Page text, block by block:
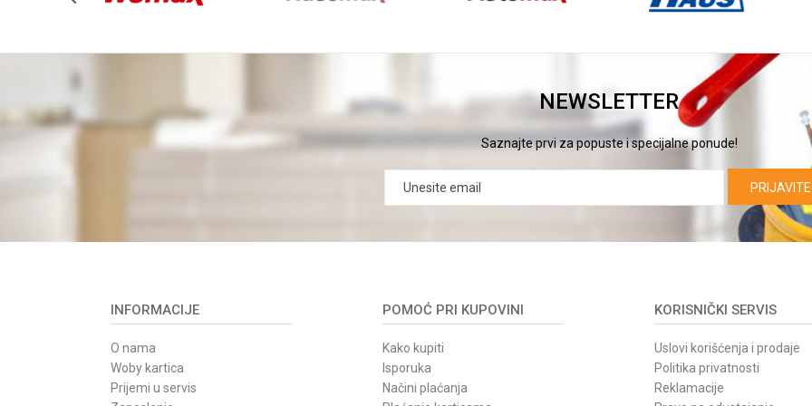
NEWSLETTER
Saznajte prvi za popuste i specijalne ponude!
INFORMACIJE
O nama
Woby kartica
Prijemi u servis
POMOĆ PRI KUPOVINI
Kako kupiti
Isporuka
Načini plaćanja
KORISNIČKI SERVIS
Uslovi korišćenja i prodaje
Politika privatnosti
Reklamacije